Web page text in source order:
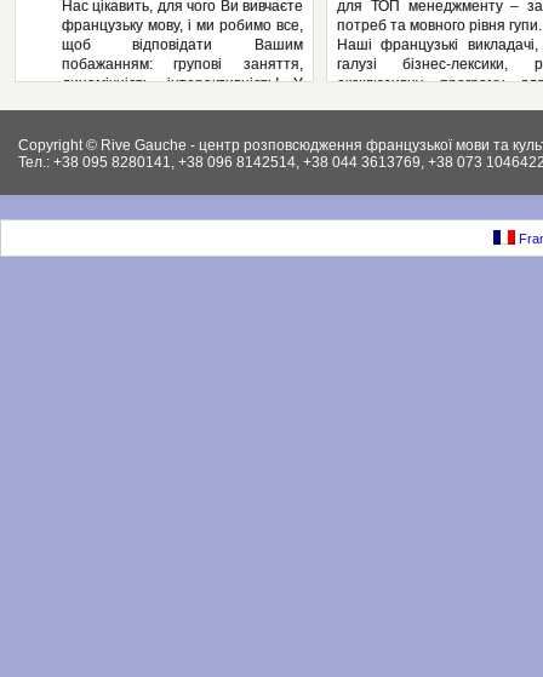
Нас цікавить, для чого Ви вивчаєте
французьку мову, і ми робимо все,
щоб відповідати Вашим
побажанням: групові заняття,
динамічність, інтерактивність! У
педагогічного процесу! І як
результат – вільне володіння
працюємо на результат, а не на
кількість пройдених сторінок у
Крім того, Рів Гош пропонує
для ТОП менеджменту –
потреб та мовного рівня гупи.
Наші французькі
галузі бізнес-лексики,
ексклюзивну програму
Вашому підприємстві:
контрактів, укладання
документації, ведення
конференцій, маркетинг,
як і елементи права
господарське та інших.).
Copyright © Rive Gauche - центр розповсюдження французької мови та
Тел.: +38 095 8280141, +38 096 8142514, +38 044 3613769, +38 073